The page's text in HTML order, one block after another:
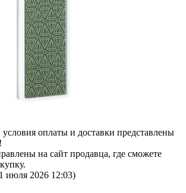
оплаты и доставки представлены
на сайт продавца, где сможете
июля 2026 12:03)